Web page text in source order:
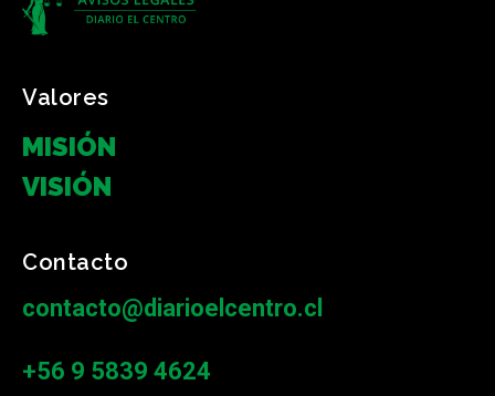
Valores
MISIÓN
VISIÓN
Contacto
contacto@diarioelcentro.cl
+56 9 5839 4624